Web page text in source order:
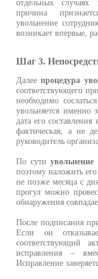
отдельных
причина
увольнение
возникает впервые,
Шаг 3.
Далеепроцедура
соответствующего
необходимо
увольняется
дата его
фактическая, а не
руководитель
По сутиувольнение
поэтому наложить
не позже месяца с
прогул можно
обнаружения
После подписания
Если он
соответствующий
исправления –
Исправление